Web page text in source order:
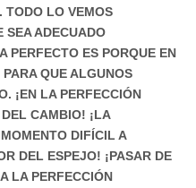
TODO LO VEMOS
SEA ADECUADO
PERFECTO ES PORQUE EN
QUE ALGUNOS
¡EN LA PERFECCIÓN
CAMBIO! ¡LA
DIFÍCIL A
DEL ESPEJO! ¡PASAR DE
LA PERFECCIÓN